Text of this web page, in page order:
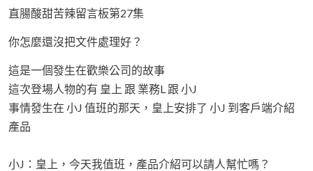
直腸酸甜苦辣留言板第27集
你怎麼還沒把文件處理好？
這是一個發生在歡樂公司的故事
這次登場人物的有 皇上 跟 業務L 跟 小J
事情發生在 小J 值班的那天，皇上安排了 小J 到客戶端介紹
產品
小J：皇上，今天我值班，產品介紹可以請人幫忙嗎？